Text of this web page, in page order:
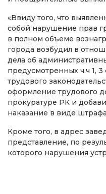
«Ввиду того, что
собой нарушение прав
в полном объеме
города возбудил в
дела об
предусмотренных ч.ч 1,
трудового
оформление трудового
прокуратуре РК и
наказание в виде
Кроме того, в адрес
представление, по
которого нарушения